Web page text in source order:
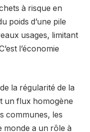
à risque en
poids d’une pile
usages, limitant
l’économie
la régularité de la
un flux homogène
communes, les
monde a un rôle à